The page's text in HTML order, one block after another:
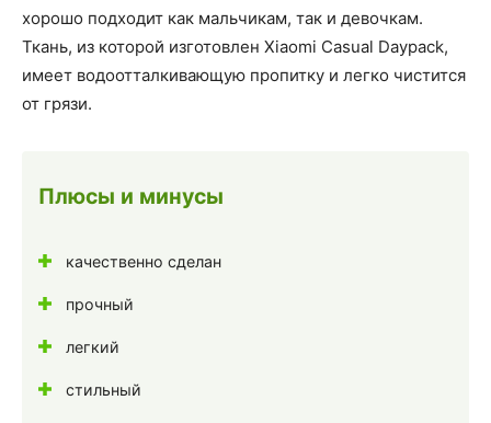
хорошо подходит как мальчикам, так и девочкам.
Ткань, из которой изготовлен Xiaomi Casual Daypack,
имеет водоотталкивающую пропитку и легко чистится
от грязи.
Плюсы и минусы
качественно сделан
прочный
легкий
стильный